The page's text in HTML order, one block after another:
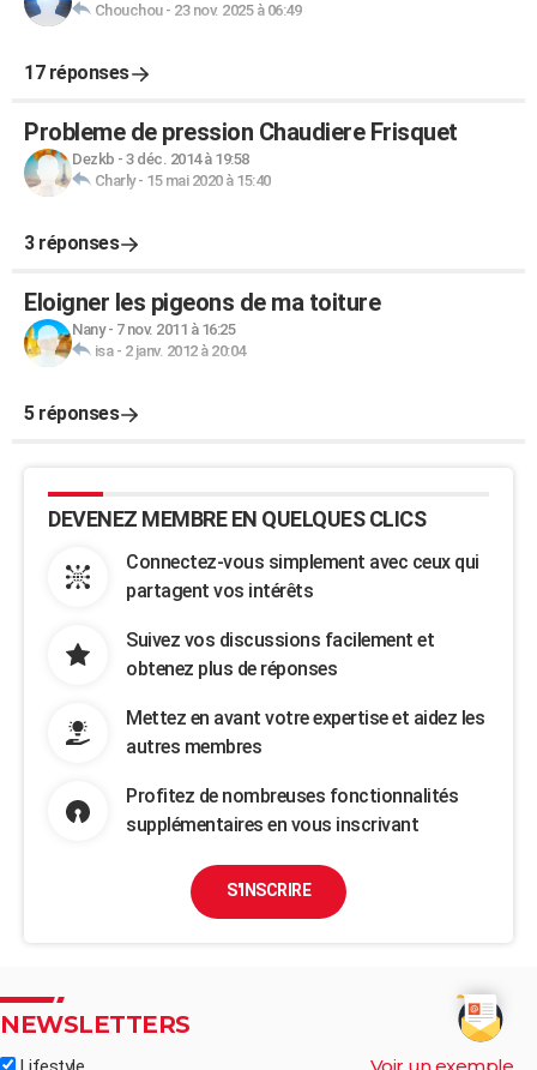
Chouchou- 23 nov. 2025 à 06:49
17 réponses
Probleme de pression Chaudiere Frisquet
Dezkb - 3 déc. 2014 à 19:58
Charly- 15 mai 2020 à 15:40
3 réponses
Eloigner les pigeons de ma toiture
Nany- 7 nov. 2011 à 16:25
isa- 2 janv. 2012 à 20:04
5 réponses
DEVENEZ MEMBRE EN QUELQUES CLICS
Connectez-vous simplement avec ceux qui
partagent vos intérêts
Suivez vos discussions facilement et
obtenez plus de réponses
Mettez en avant votre expertise et aidez les
autres membres
Profitez de nombreuses fonctionnalités
supplémentaires en vous inscrivant
S'INSCRIRE
NEWSLETTERS